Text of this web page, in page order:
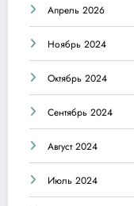
Апрель 2026
Ноябрь 2024
Октябрь 2024
Сентябрь 2024
Август 2024
Июль 2024